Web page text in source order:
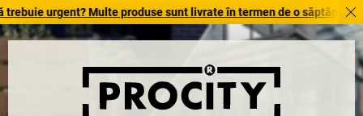
urgent? Multe produse sunt livrate în termen de o săptămână.